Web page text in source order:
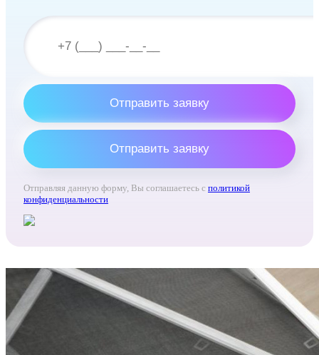
Отправить заявку
Отправить заявку
Отправляя данную форму, Вы соглашаетесь с политикой
конфиденциальности